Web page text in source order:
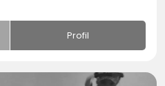
Profil